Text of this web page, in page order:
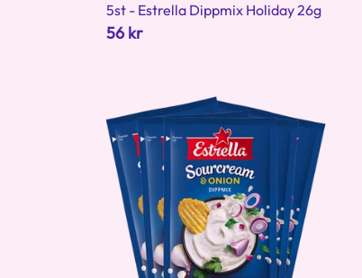
5st - Estrella Dippmix Holiday 26g
56 kr